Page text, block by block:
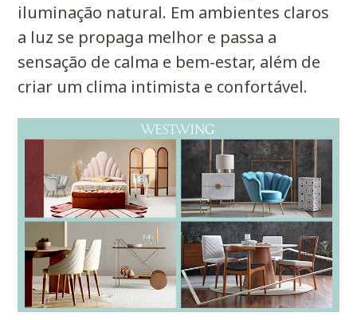
iluminação natural. Em ambientes claros
a luz se propaga melhor e passa a
sensação de calma e bem-estar, além de
criar um clima intimista e confortável.